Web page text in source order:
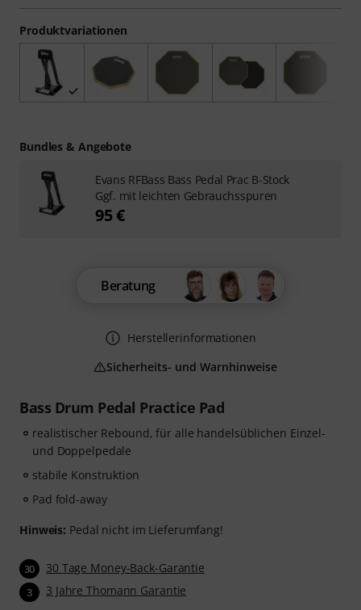
Bass Drum Pedal Practice Pad
realistischer Rebound, für alle handelsüblichen Einzel-
und Doppelpedale
stabile Konstruktion
Pad fold-away
Hinweis: Pedal nicht im Lieferumfang!
30 30 Tage Money-Back-Garantie
3 3 Jahre Thomann Garantie
Produktvariationen
Beratung
Herstellerinformationen
Sicherheits- und Warnhinweise
Bundles & Angebote
Evans RFBass Bass Pedal Prac B-Stock
Ggf. mit leichten Gebrauchsspuren
95 €